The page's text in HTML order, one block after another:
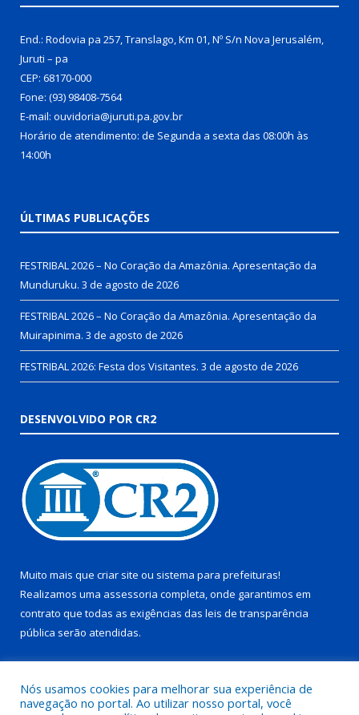
End.: Rodovia pa 257, Translago, Km 01, Nº S/n Nova Jerusalém,
Juruti – pa
CEP: 68170-000
Fone: (93) 98408-7564
E-mail: ouvidoria@juruti.pa.gov.br
Horário de atendimento: de Segunda a sexta das 08:00h às
14:00h
ÚLTIMAS PUBLICAÇÕES
FESTRIBAL 2026 – No Coração da Amazônia. Apresentação da
Munduruku. 3 de agosto de 2026
FESTRIBAL 2026 – No Coração da Amazônia. Apresentação da
Muirapinima. 3 de agosto de 2026
FESTRIBAL 2026: Festa dos Visitantes. 3 de agosto de 2026
DESENVOLVIDO POR CR2
Muito mais que criar site ou sistema para prefeituras!
Realizamos uma assessoria completa, onde garantimos em
contrato que todas as exigências das leis de transparência
pública serão atendidas.
Nós usamos cookies para melhorar sua experiência de
navegação no portal. Ao utilizar nosso portal, você